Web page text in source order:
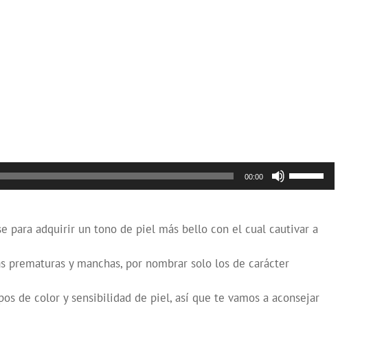
00:00
Utiliza
las
de
aumentar
para adquirir un tono de piel más bello con el cual cautivar a
y manchas, por nombrar solo los de carácter
de color y sensibilidad de piel, así que te vamos a aconsejar